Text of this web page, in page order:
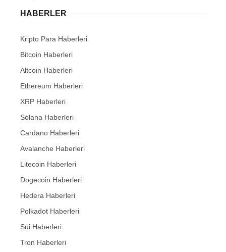
HABERLER
Kripto Para Haberleri
Bitcoin Haberleri
Altcoin Haberleri
Ethereum Haberleri
XRP Haberleri
Solana Haberleri
Cardano Haberleri
Avalanche Haberleri
Litecoin Haberleri
Dogecoin Haberleri
Hedera Haberleri
Polkadot Haberleri
Sui Haberleri
Tron Haberleri